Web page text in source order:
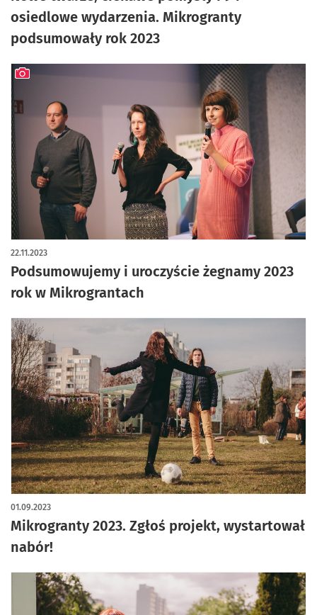
osiedlowe wydarzenia. Mikrogranty
podsumowały rok 2023
Podsumowujemy i uroczyście żegnamy 2023
rok w Mikrograntach
22.11.2023
artykuł z galerią zdjęć
Mikrogranty 2023. Zgłoś projekt, wystartował
nabór!
01.09.2023